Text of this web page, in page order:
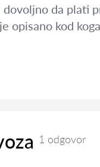
da plati
opisano kod
1 odgovor